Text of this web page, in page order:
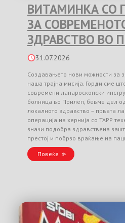
ВИТАМИНКА СО
ЗА
ЗДРАВСТВО ВО
31.07.2026
Создавањето нови можности за
наша трајна мисија. Горди сме
современи лапароскопски
болница во Прилеп, бевме дел
локалното здравство – првата
операција на хернија со TAPP
значи подобра здравствена
престој и побрзо враќање на
Повеќе